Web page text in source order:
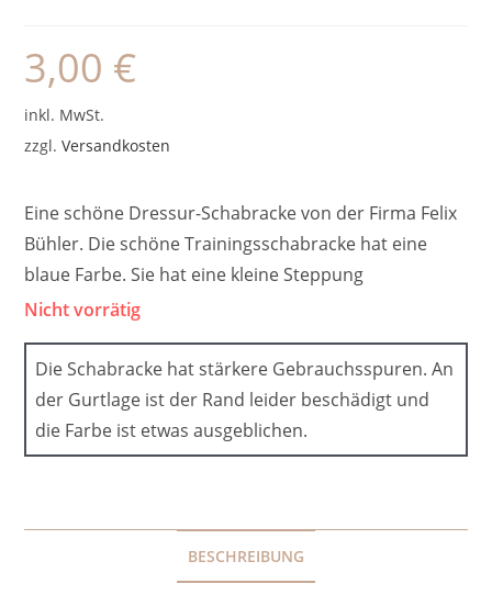
3,00 €
inkl. MwSt.
zzgl.Versandkosten
Eine schöne Dressur-Schabracke von der Firma Felix
Bühler. Die schöne Trainingsschabracke hat eine
blaue Farbe. Sie hat eine kleine Steppung
Nicht vorrätig
Die Schabracke hat stärkere Gebrauchsspuren. An
der Gurtlage ist der Rand leider beschädigt und
die Farbe ist etwas ausgeblichen.
BESCHREIBUNG